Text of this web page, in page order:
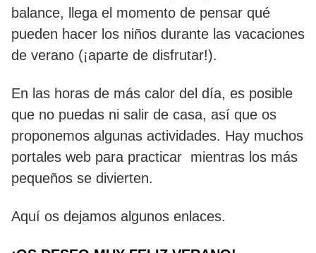
balance, llega el momento de pensar qué
pueden hacer los niños durante las vacaciones
de verano (¡aparte de disfrutar!).
En las horas de más calor del día, es posible
que no puedas ni salir de casa, así que os
proponemos algunas actividades. Hay muchos
portales web para practicar mientras los más
pequeños se divierten.
Aquí os dejamos algunos enlaces.